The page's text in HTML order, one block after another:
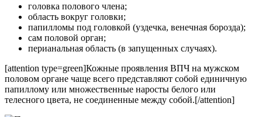
головка полового члена;
область вокруг головки;
папилломы под головкой (уздечка, венечная борозда);
сам половой орган;
перианальная область (в запущенных случаях).
[attention type=green]Кожные проявления ВПЧ на мужском
половом органе чаще всего представляют собой единичную
папиллому или множественные наросты белого или
телесного цвета, не соединенные между собой.[/attention]